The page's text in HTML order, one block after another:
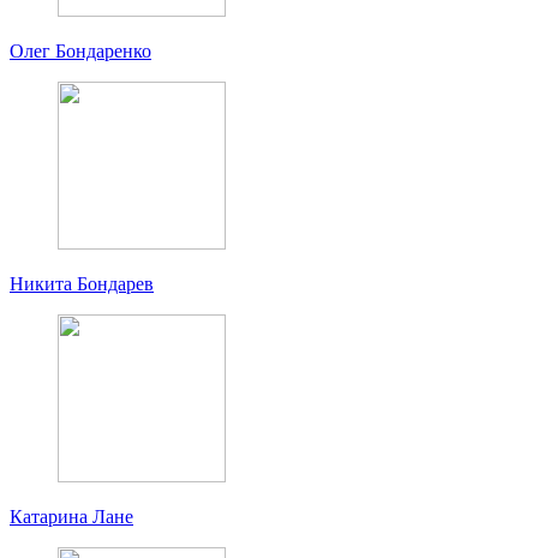
Олег Бондаренко
Никита Бондарев
Катарина Лане